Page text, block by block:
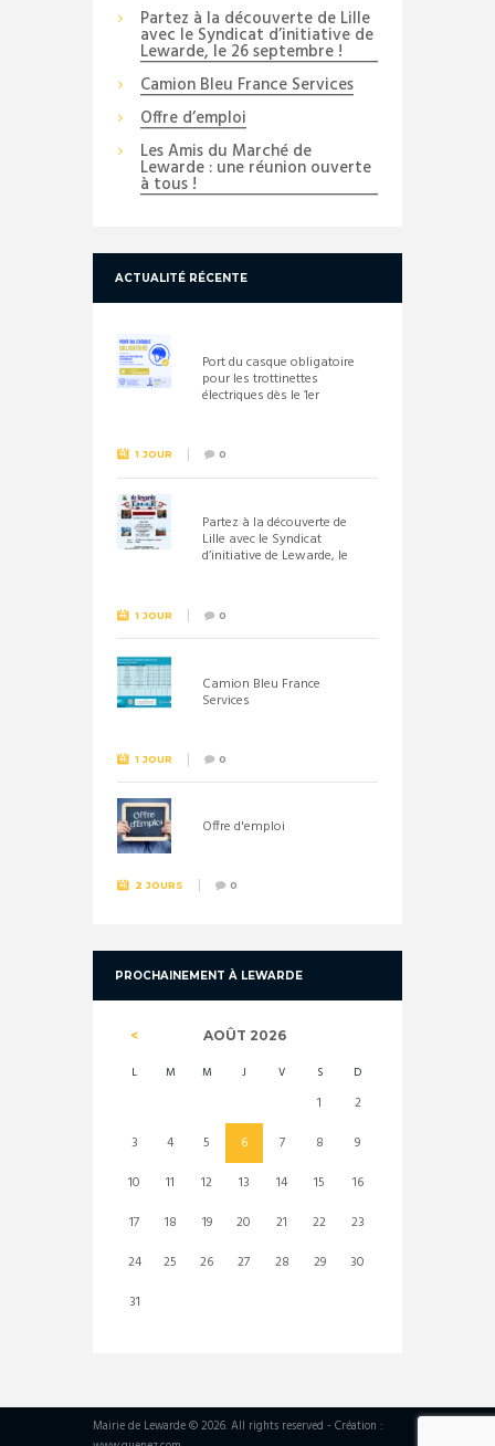
Partez à la découverte de Lille
avec le Syndicat d’initiative de
Lewarde, le 26 septembre !
Camion Bleu France Services
Offre d’emploi
Les Amis du Marché de
Lewarde : une réunion ouverte
à tous !
ACTUALITÉ RÉCENTE
Port du casque obligatoire
pour les trottinettes
électriques dès le 1er
1 JOUR 0
Partez à la découverte de
Lille avec le Syndicat
d’initiative de Lewarde, le
1 JOUR 0
Camion Bleu France
Services
1 JOUR 0
Offre d'emploi
2 JOURS 0
PROCHAINEMENT À LEWARDE
AOÛT 2026
L M M J V S D
1
2
3
4 5 6 7 8
9
10
11 12 13 14 15
16
17
18 19 20 21 22
23
24
25 26 27 28 29
30
31
Mairie de Lewarde © 2026. All rights reserved - Création :